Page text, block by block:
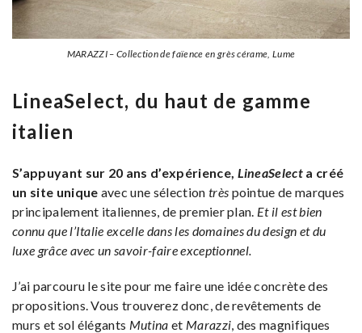
MARAZZI – Collection de faïence en grès cérame, Lume
LineaSelect, du haut de gamme
italien
S’appuyant sur 20 ans d’expérience, LineaSelect a créé
un site unique avec une sélection très pointue de marques
principalement italiennes, de premier plan. Et il est bien
connu que l’Italie excelle dans les domaines du design et du
luxe grâce avec un savoir-faire exceptionnel.
J’ai parcouru le site pour me faire une idée concrète des
propositions. Vous trouverez donc, de revêtements de
murs et sol élégants Mutina et Marazzi , des magnifiques